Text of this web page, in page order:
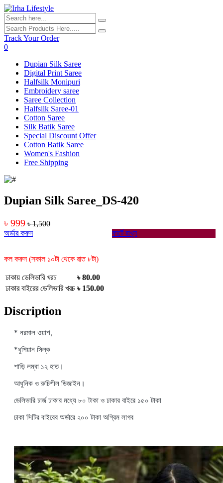
Track Your Order
0
Dupian Silk Saree
Digital Print Saree
Halfsilk Monipuri
Embroidery saree
Saree Collection
Halfsilk Saree-01
Cotton Saree
Silk Batik Saree
Special Discount Offer
Cotton Batik Saree
Women's Fashion
Free Shipping
Dupian Silk Saree_DS-420
৳ 999 ৳ 1,500
অর্ডার করুন
কার্টে রাখুন
কল করুন (সকাল ১০টা থেকে রাত ৮টা)
ঢাকায় ডেলিভারি খরচ
৳ 80.00
ঢাকার বাইরের ডেলিভারি খরচ ৳ 150.00
Discription
* নরমাল ওয়াশ,
*ধুপিয়ান সিল্ক
শাড়ি লম্বা ১২ হাত।
আধুনিক ও রুচিশীল ডিজাইন।
ডেলিভারি চার্জ ঢাকার মধ্যে ৮০ টাকা ও ঢাকার বাইরে ১৫০ টাকা
ঢাকা সিটির বাইরের অর্ডারে ২০০ টাকা অগ্রিম লাগব